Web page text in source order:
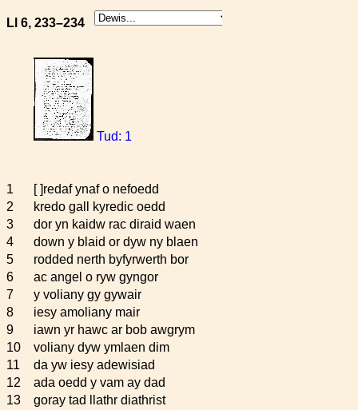
Ll 6, 233–234
Tud: 1
1
[ ]redaf ynaf o nefoedd
2
kredo gall kyredic oedd
3
dor yn kaidw rac diraid waen
4
down y blaid or dyw ny blaen
5
rodded nerth byfyrwerth bor
6
ac angel o ryw gyngor
7
y voliany gy gywair
8
iesy amoliany mair
9
iawn yr hawc ar bob awgrym
10
voliany dyw ymlaen dim
11
da yw iesy adewisiad
12
ada oedd y vam ay dad
13
goray tad llathr diathrist